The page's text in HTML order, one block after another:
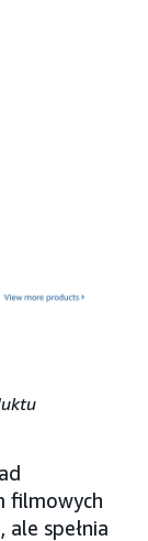
filmowych
spełnia